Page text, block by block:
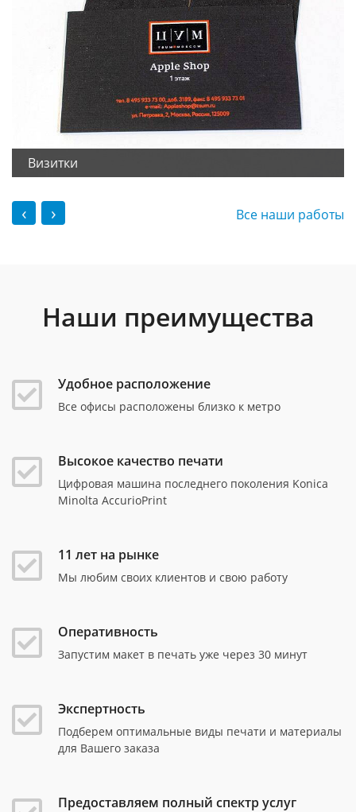
Визитки
‹ › Все наши работы
Наши преимущества
Удобное расположение
Все офисы расположены близко к метро
Высокое качество печати
Цифровая машина последнего поколения Konica
Minolta AccurioPrint
11 лет на рынке
Мы любим своих клиентов и свою работу
Оперативность
Запустим макет в печать уже через 30 минут
Экспертность
Подберем оптимальные виды печати и материалы
для Вашего заказа
Предоставляем полный спектр услуг